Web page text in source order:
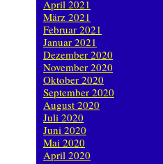
April 2021
März 2021
Februar 2021
Januar 2021
Dezember 2020
November 2020
Oktober 2020
September 2020
August 2020
Juli 2020
Juni 2020
Mai 2020
April 2020